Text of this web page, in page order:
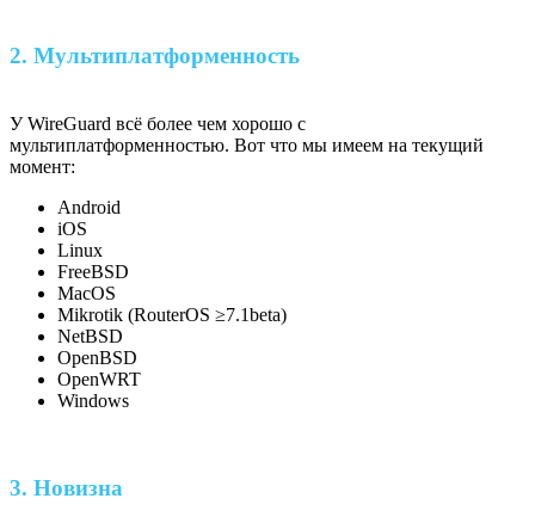
2. Мультиплатформенность
У WireGuard всё более чем хорошо с
мультиплатформенностью. Вот что мы имеем на текущий
момент:
Android
iOS
Linux
FreeBSD
MacOS
Mikrotik (RouterOS ≥7.1beta)
NetBSD
OpenBSD
OpenWRT
Windows
3. Новизна